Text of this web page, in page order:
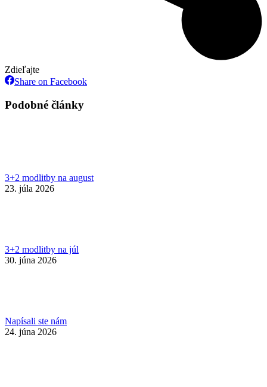
Zdieľajte
Share on FacebookShare
Podobné články
3+2 modlitby na august
23. júla 2026
3+2 modlitby na júl
30. júna 2026
Napísali ste nám
24. júna 2026